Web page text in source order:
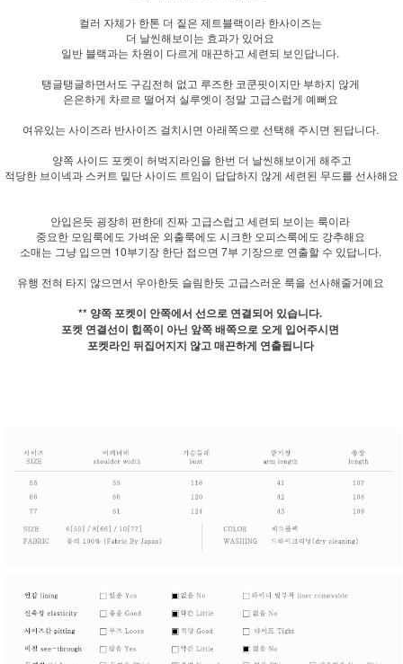
컬러 자체가 한톤 더 짙은 제트블랙이라 한사이즈는
더 날씬해보이는 효과가 있어요
일반 블랙과는 차원이 다르게 매끈하고 세련되 보인답니다.
탱글탱글하면서도 구김전혀 없고 루즈한 코쿤핏이지만 부하지 않게
은은하게 차르르 떨어져 실루엣이 정말 고급스럽게 예뻐요
여유있는 사이즈라 반사이즈 걸치시면 아래쪽으로 선택해 주시면 된답니다.
양쪽 사이드 포켓이 허벅지라인을 한번 더 날씬해보이게 해주고
적당한 브이넥과 스커트 밑단 사이드 트임이 답답하지 않게 세련된 무드를 선사해요
안입은듯 굉장히 편한데 진짜 고급스럽고 세련되 보이는 룩이라
중요한 모임룩에도 가벼운 외출룩에도 시크한 오피스룩에도 강추해요
소매는 그냥 입으면 10부기장 한단 접으면 7부 기장으로 연출할 수 있답니다.
유행 전혀 타지 않으면서 우아한듯 슬림한듯 고급스러운 룩을 선사해줄거예요
** 양쪽 포켓이 안쪽에서 선으로 연결되어 있습니다.
포켓 연결선이 힙쪽이 아닌 앞쪽 배쪽으로 오게 입어주시면
포켓라인 뒤집어지지 않고 매끈하게 연출됩니다